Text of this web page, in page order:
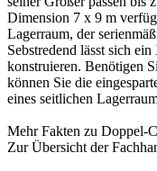
Dimension 7 x 9 m
Lagerraum, der
Sebstredend lässt sich
konstruieren. Benötigen
können Sie die
eines seitlichen
Mehr Fakten zu Doppel-
Zur Übersicht der